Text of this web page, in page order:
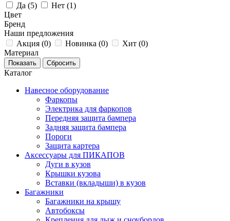
Да (5) Нет (1)
Цвет
Бренд
Наши предложения
Акция (0) Новинка (0) Хит (0)
Материал
Каталог
Навесное оборудование
Фаркопы
Электрика для фаркопов
Передняя защита бампера
Задняя защита бампера
Пороги
Защита картера
Аксессуары для ПИКАПОВ
Дуги в кузов
Крышки кузова
Вставки (вкладыши) в кузов
Багажники
Багажники на крышу
Автобоксы